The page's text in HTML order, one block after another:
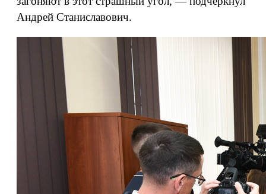
Андрей Станиславович.